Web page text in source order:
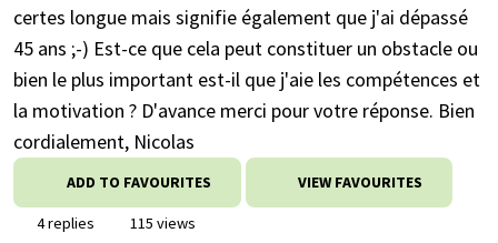
certes longue mais signifie également que j'ai dépassé
45 ans ;-) Est-ce que cela peut constituer un obstacle ou
bien le plus important est-il que j'aie les compétences et
la motivation ? D'avance merci pour votre réponse. Bien
cordialement, Nicolas
ADD TO FAVOURITES VIEW FAVOURITES
4 replies
115 views